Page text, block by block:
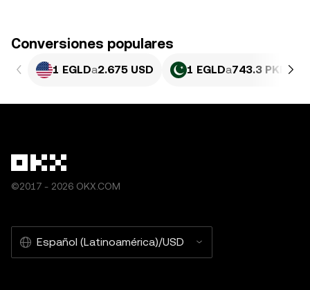
Conversiones populares
1 EGLDa2.675 USD 1 EGLDa743.3 PKR
©2017 - 2026 OKX.COM
Español (Latinoamérica)/USD